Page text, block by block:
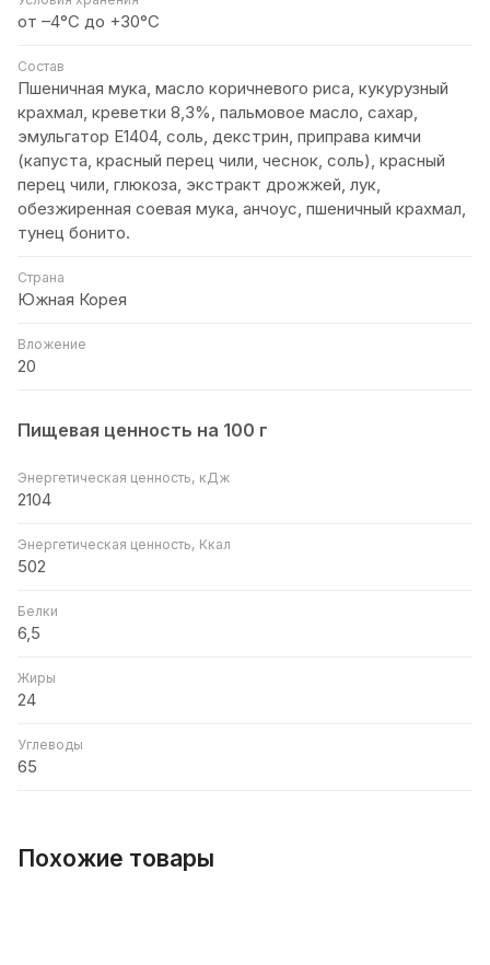
от –4°С до +30°C
Состав
Пшеничная мука, масло коричневого риса, кукурузный
крахмал, креветки 8,3%, пальмовое масло, сахар,
эмульгатор Е1404, соль, декстрин, приправа кимчи
(капуста, красный перец чили, чеснок, соль), красный
перец чили, глюкоза, экстракт дрожжей, лук,
обезжиренная соевая мука, анчоус, пшеничный крахмал,
тунец бонито.
Страна
Южная Корея
Вложение
20
Пищевая ценность на 100 г
Энергетическая ценность, кДж
2104
Энергетическая ценность, Ккал
502
Белки
6,5
Жиры
24
Углеводы
65
Похожие товары